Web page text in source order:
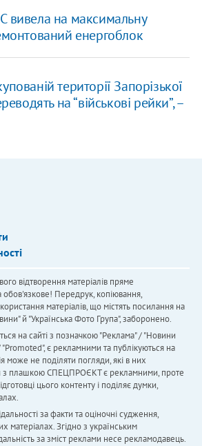
вивела на максимальну
енергоблок
території Запорізької
на “військові рейки”, –
відтворення матеріалів пряме
обов'язкове! Передрук, копіювання,
матеріалів, що містять посилання на
й "Українська Фото Група", заборонено.
на сайті з позначкою "Реклама" / "Новини
є рекламними та публікуються на
може не поділяти погляди, які в них
з плашкою СПЕЦПРОЄКТ є рекламними, проте
цього контенту і поділяє думки,
за факти та оціночні судження,
матеріалах. Згідно з українським
за зміст реклами несе рекламодавець.